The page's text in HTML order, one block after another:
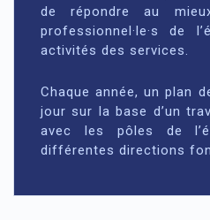
de répondre au
professionnel·le·s de
activités des services.
Chaque année, un plan
jour sur la base d’un
avec les pôles de
différentes directions